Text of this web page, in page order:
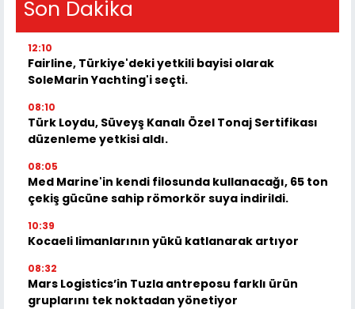
Son Dakika
12:10
Fairline, Türkiye'deki yetkili bayisi olarak
SoleMarin Yachting'i seçti.
08:10
Türk Loydu, Süveyş Kanalı Özel Tonaj Sertifikası
düzenleme yetkisi aldı.
08:05
Med Marine'in kendi filosunda kullanacağı, 65 ton
çekiş gücüne sahip römorkör suya indirildi.
10:39
Kocaeli limanlarının yükü katlanarak artıyor
08:32
Mars Logistics’in Tuzla antreposu farklı ürün
gruplarını tek noktadan yönetiyor